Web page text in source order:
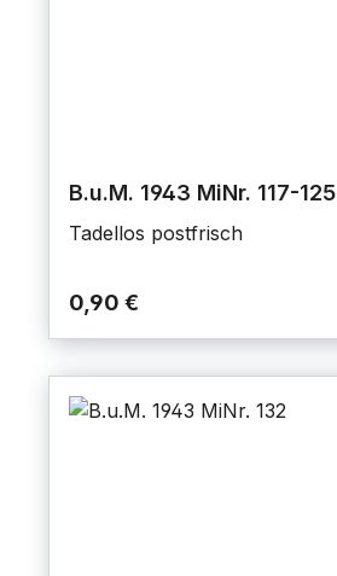
B.u.M. 1943 MiNr. 117-125
Tadellos postfrisch
0,90 €